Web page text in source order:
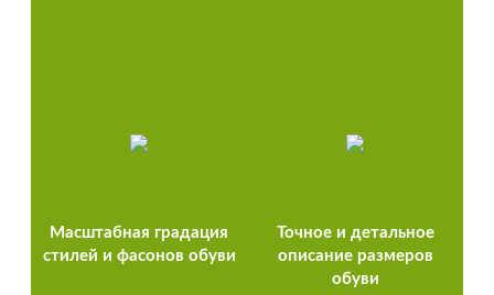
Масштабная градация
стилей и фасонов обуви
Точное и детальное
описание размеров
обуви